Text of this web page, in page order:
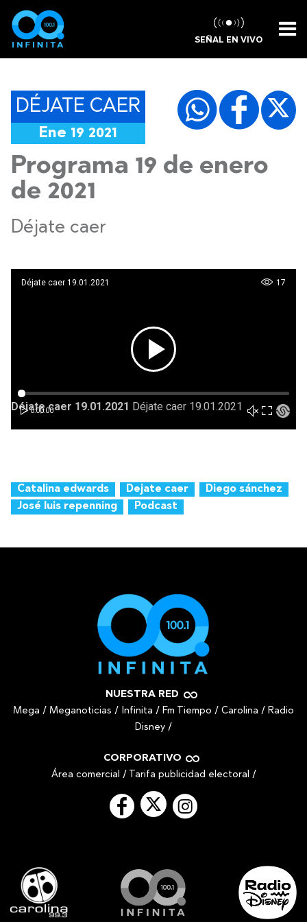
SEÑAL EN VIVO
DÉJATE CAER
Ene 19 2021
Programa 19 de enero
de 2021
Déjate caer
Catalina edwards Dejate caer
Diego sánchez
José luis repenning
Podcast
NUESTRA RED
Mega / Meganoticias / Infinita / Fm Tiempo / Carolina / Radio
Disney /
CORPORATIVO
Área comercial / Tarifa publicidad electoral /